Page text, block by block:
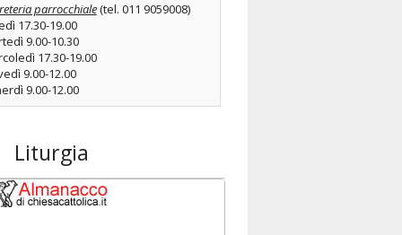
parrocchiale(tel. 011 9059008)
17.30-19.00
9.00-10.30
17.30-19.00
9.00-12.00
9.00-12.00
Liturgia